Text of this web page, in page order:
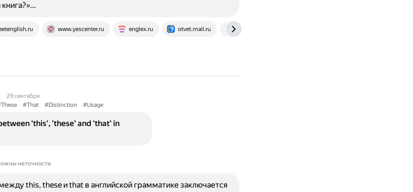
www.yescenter.ru englex.ru otvet.mail.ru www.englishdom.com
29 сентября
#That #Distinction #Usage
'this', 'these' and 'that' in
неточности
this, these и that в английской грамматике заключается